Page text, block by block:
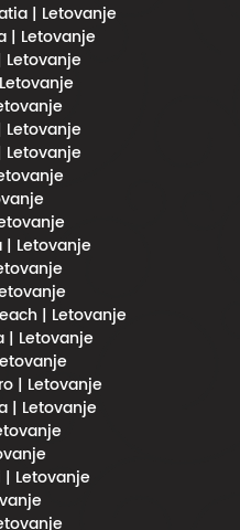
| Letovanje
| Letovanje
Letovanje
Letovanje
Letovanje
Letovanje
| Letovanje
| Letovanje
| Letovanje
| Letovanje
| Letovanje